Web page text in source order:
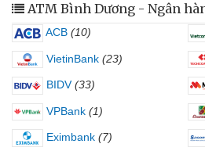
ATM Bình Dương - Ngân
ACB (10)
VietinBank (23)
BIDV (33)
VPBank (1)
Eximbank (7)